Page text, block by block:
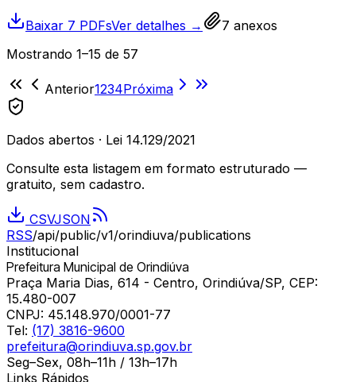
Baixar 7 PDFsVer detalhes → 7 anexos
Mostrando 1–15 de 57
Anterior1234Próxima
Dados abertos · Lei 14.129/2021
Consulte esta listagem em formato estruturado —
gratuito, sem cadastro.
CSVJSON
RSS/api/public/v1/orindiuva/publications
Institucional
Prefeitura Municipal de Orindiúva
Praça Maria Dias, 614 - Centro, Orindiúva/SP, CEP:
15.480-007
CNPJ: 45.148.970/0001-77
Tel: (17) 3816-9600
prefeitura@orindiuva.sp.gov.br
Seg–Sex, 08h–11h / 13h–17h
Links Rápidos